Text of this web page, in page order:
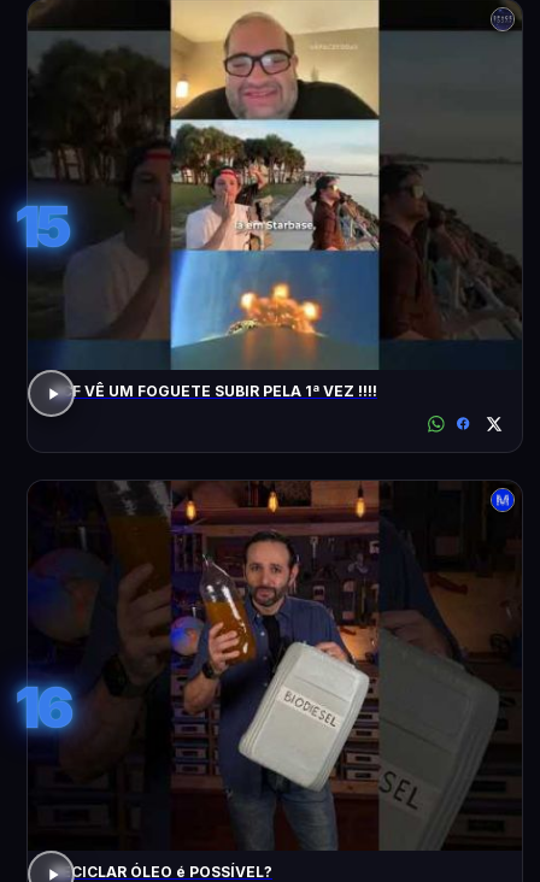
15
ACF VÊ UM FOGUETE SUBIR PELA 1ª VEZ !!!!
16
RECICLAR ÓLEO é POSSÍVEL?